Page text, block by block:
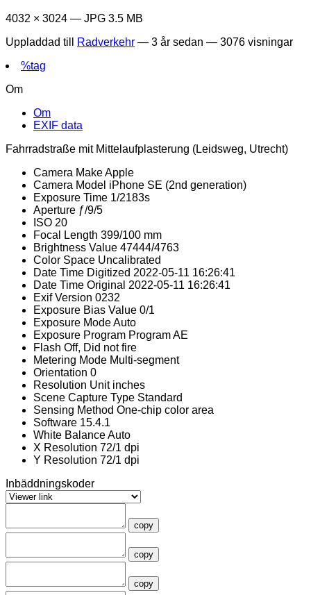
4032 × 3024 — JPG 3.5 MB
Uppladdad till
Radverkehr — 3 år sedan — 3076 visningar
%tag
Om
Om
EXIF data
Fahrradstraße mit Mittelaufplasterung (Leidsweg, Utrecht)
Camera MakeApple
Camera Model iPhone SE (2nd generation)
Exposure Time 1/2183s
Aperture ƒ/9/5
ISO 20
Focal Length 399/100 mm
Brightness Value 47444/4763
Color Space Uncalibrated
Date Time Digitized 2022-05-11 16:26:41
Date Time Original 2022-05-11 16:26:41
Exif Version 0232
Exposure Bias Value 0/1
Exposure ModeAuto
Exposure Program Program AE
Flash Off, Did not fire
Metering Mode Multi-segment
Orientation 0
Resolution Unit inches
Scene Capture Type Standard
Sensing Method One-chip color area
Software 15.4.1
White BalanceAuto
X Resolution 72/1 dpi
Y Resolution 72/1 dpi
Inbäddningskoder
copy
copy
copy